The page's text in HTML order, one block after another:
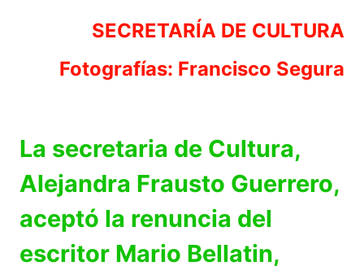
SECRETARÍA DE CULTURA
Fotografías: Francisco Segura
La secretaria de Cultura,
Alejandra Frausto Guerrero,
aceptó la renuncia del
escritor Mario Bellatin,